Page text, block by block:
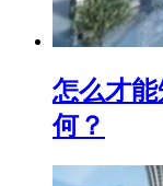
怎么才
何？